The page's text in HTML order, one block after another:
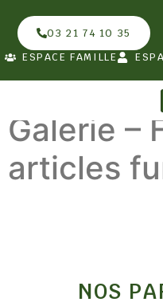
03 21 74 10 35
ESPACE FAMILLE
Galerie –
articles
NOS